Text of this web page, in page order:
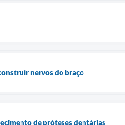
nervos do braço
de próteses dentárias